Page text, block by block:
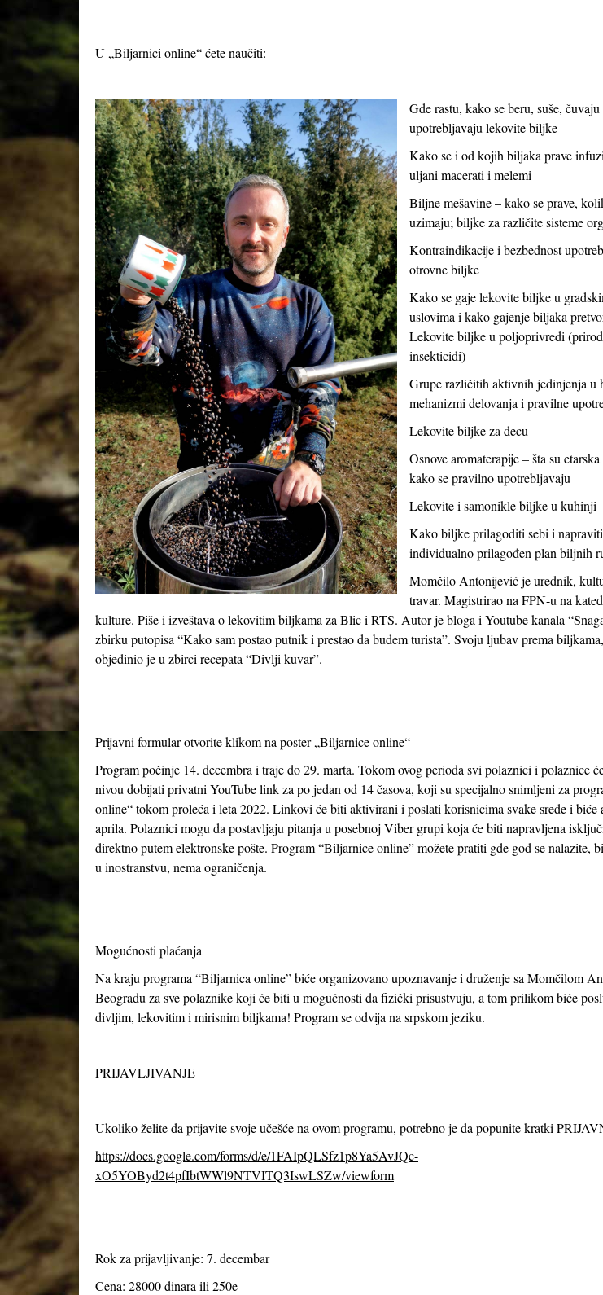
U „Biljarnici online“ ćete naučiti:
Gde rastu, kako se beru, suše,
upotrebljavaju lekovite biljke
Kako se i od kojih biljaka prave
uljani macerati i melemi
Biljne mešavine – kako se prave,
uzimaju; biljke za različite sisteme
Kontraindikacije i bezbednost
otrovne biljke
Kako se gaje lekovite biljke u
uslovima i kako gajenje biljaka
Lekovite biljke u poljoprivredi
insekticidi)
Grupe različitih aktivnih jedinjenja u
mehanizmi delovanja i pravilne
Lekovite biljke za decu
Osnove aromaterapije – šta su
kako se pravilno upotrebljavaju
Lekovite i samonikle biljke u kuhinji
Kako biljke prilagoditi sebi i
individualno prilagođen plan biljnih
Momčilo Antonijević je urednik,
travar. Magistrirao na FPN-u na
kulture. Piše i izveštava o lekovitim biljkama za Blic i RTS. Autor je bloga i Youtube kanala
zbirku putopisa “Kako sam postao putnik i prestao da budem turista”. Svoju ljubav prema
objedinio je u zbirci recepata “Divlji kuvar”.
Prijavni formular otvorite klikom na poster „Biljarnice online“
Program počinje 14. decembra i traje do 29. marta. Tokom ovog perioda svi polaznici i polaznice
nivou dobijati privatni YouTube link za po jedan od 14 časova, koji su specijalno snimljeni za
online“ tokom proleća i leta 2022. Linkovi će biti aktivirani i poslati korisnicima svake srede i biće
aprila. Polaznici mogu da postavljaju pitanja u posebnoj Viber grupi koja će biti napravljena
direktno putem elektronske pošte. Program “Biljarnice online” možete pratiti gde god se nalazite,
u inostranstvu, nema ograničenja.
Mogućnosti plaćanja
Na kraju programa “Biljarnica online” biće organizovano upoznavanje i druženje sa Momčilom
Beogradu za sve polaznike koji će biti u mogućnosti da fizički prisustvuju, a tom prilikom biće
divljim, lekovitim i mirisnim biljkama! Program se odvija na srpskom jeziku.
PRIJAVLJIVANJE
Ukoliko želite da prijavite svoje učešće na ovom programu, potrebno je da popunite kratki
https://docs.google.com/forms/d/e/1FAIpQLSfz1p8Ya5AvJQc-
xO5YOByd2t4pfIbtWWl9NTVITQ3IswLSZw/viewform
Rok za prijavljivanje: 7. decembar
Cena: 28000 dinara ili 250e